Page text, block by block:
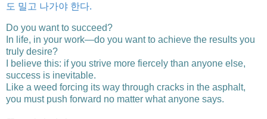
도 밀고 나가야 한다.
Do you want to succeed?
In life, in your work—do you want to achieve the results you
truly desire?
I believe this: if you strive more fiercely than anyone else,
success is inevitable.
Like a weed forcing its way through cracks in the asphalt,
you must push forward no matter what anyone says.